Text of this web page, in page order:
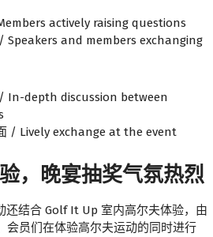
，晚宴抽奖气氛热烈
还结合 Golf It Up 室内高尔夫体验，由
会员们在体验高尔夫运动的同时进行